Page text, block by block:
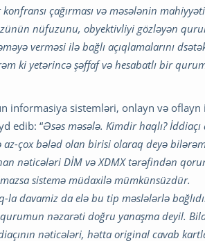
çağırması və məsələnin
nüfuzunu, obyektivliyi gözləyən
verməsi ilə bağlı açıqlamalarını
ki yetərincə şəffaf və hesabatlı bir
informasiya sistemləri, onlayn və oflayn
edib: “Əsəs məsələ. Kimdir haqlı?
çox bələd olan birisi olaraq deyə
nəticələri DİM və XDMX tərəfindən
sistemə müdaxilə mümkünsüzdür.
la davamiz da elə bu tip məslələrlə
nəzarəti doğru yanaşma deyil.
nəticələri, hətta original cavab